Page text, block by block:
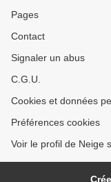
Pages
Contact
Signaler un abus
C.G.U.
Cookies et données
Préférences cookies
Voir le profil de Neige